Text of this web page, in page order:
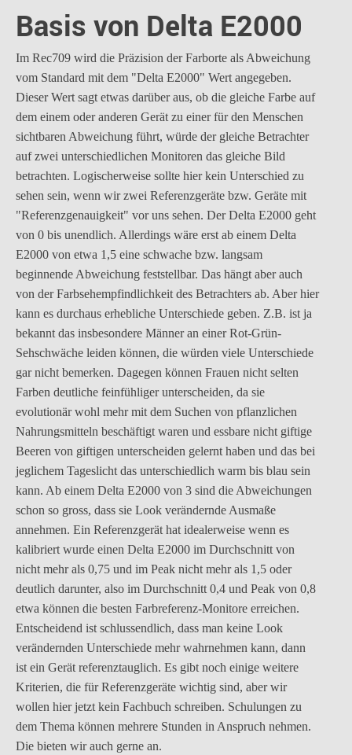
Basis von Delta E2000
Im Rec709 wird die Präzision der Farborte als Abweichung
vom Standard mit dem "Delta E2000" Wert angegeben.
Dieser Wert sagt etwas darüber aus, ob die gleiche Farbe auf
dem einem oder anderen Gerät zu einer für den Menschen
sichtbaren Abweichung führt, würde der gleiche Betrachter
auf zwei unterschiedlichen Monitoren das gleiche Bild
betrachten. Logischerweise sollte hier kein Unterschied zu
sehen sein, wenn wir zwei Referenzgeräte bzw. Geräte mit
"Referenzgenauigkeit" vor uns sehen. Der Delta E2000 geht
von 0 bis unendlich. Allerdings wäre erst ab einem Delta
E2000 von etwa 1,5 eine schwache bzw. langsam
beginnende Abweichung feststellbar. Das hängt aber auch
von der Farbsehempfindlichkeit des Betrachters ab. Aber hier
kann es durchaus erhebliche Unterschiede geben. Z.B. ist ja
bekannt das insbesondere Männer an einer Rot-Grün-
Sehschwäche leiden können, die würden viele Unterschiede
gar nicht bemerken. Dagegen können Frauen nicht selten
Farben deutliche feinfühliger unterscheiden, da sie
evolutionär wohl mehr mit dem Suchen von pflanzlichen
Nahrungsmitteln beschäftigt waren und essbare nicht giftige
Beeren von giftigen unterscheiden gelernt haben und das bei
jeglichem Tageslicht das unterschiedlich warm bis blau sein
kann. Ab einem Delta E2000 von 3 sind die Abweichungen
schon so gross, dass sie Look verändernde Ausmaße
annehmen. Ein Referenzgerät hat idealerweise wenn es
kalibriert wurde einen Delta E2000 im Durchschnitt von
nicht mehr als 0,75 und im Peak nicht mehr als 1,5 oder
deutlich darunter, also im Durchschnitt 0,4 und Peak von 0,8
etwa können die besten Farbreferenz-Monitore erreichen.
Entscheidend ist schlussendlich, dass man keine Look
verändernden Unterschiede mehr wahrnehmen kann, dann
ist ein Gerät referenztauglich. Es gibt noch einige weitere
Kriterien, die für Referenzgeräte wichtig sind, aber wir
wollen hier jetzt kein Fachbuch schreiben. Schulungen zu
dem Thema können mehrere Stunden in Anspruch nehmen.
Die bieten wir auch gerne an.